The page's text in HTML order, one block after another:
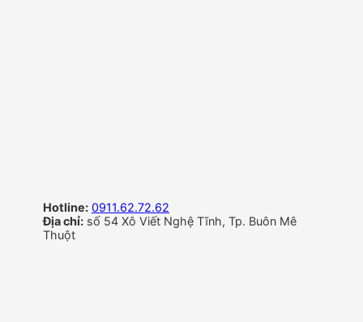
Hotline: 0911.62.72.62
Địa chỉ: số 54 Xô Viết Nghệ Tĩnh, Tp. Buôn Mê
Thuột